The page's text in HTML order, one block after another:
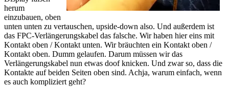
herum
einzubauen, oben
unten unten zu vertauschen, upside-down also. Und außerdem ist
das FPC-Verlängerungskabel das falsche. Wir haben hier eins mit
Kontakt oben / Kontakt unten. Wir bräuchten ein Kontakt oben /
Kontakt oben. Dumm gelaufen. Darum müssen wir das
Verlängerungskabel nun etwas doof knicken. Und zwar so, dass die
Kontakte auf beiden Seiten oben sind. Achja, warum einfach, wenn
es auch kompliziert geht?